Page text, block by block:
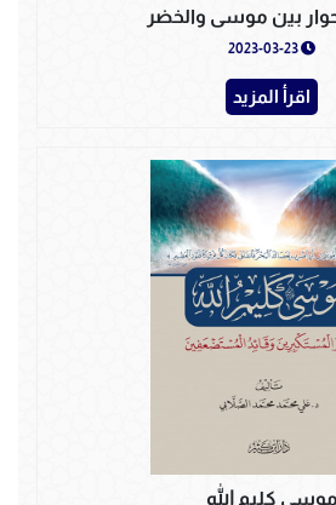
بين موسى والخضر
اقرأ المزيد
موسى كليم الله